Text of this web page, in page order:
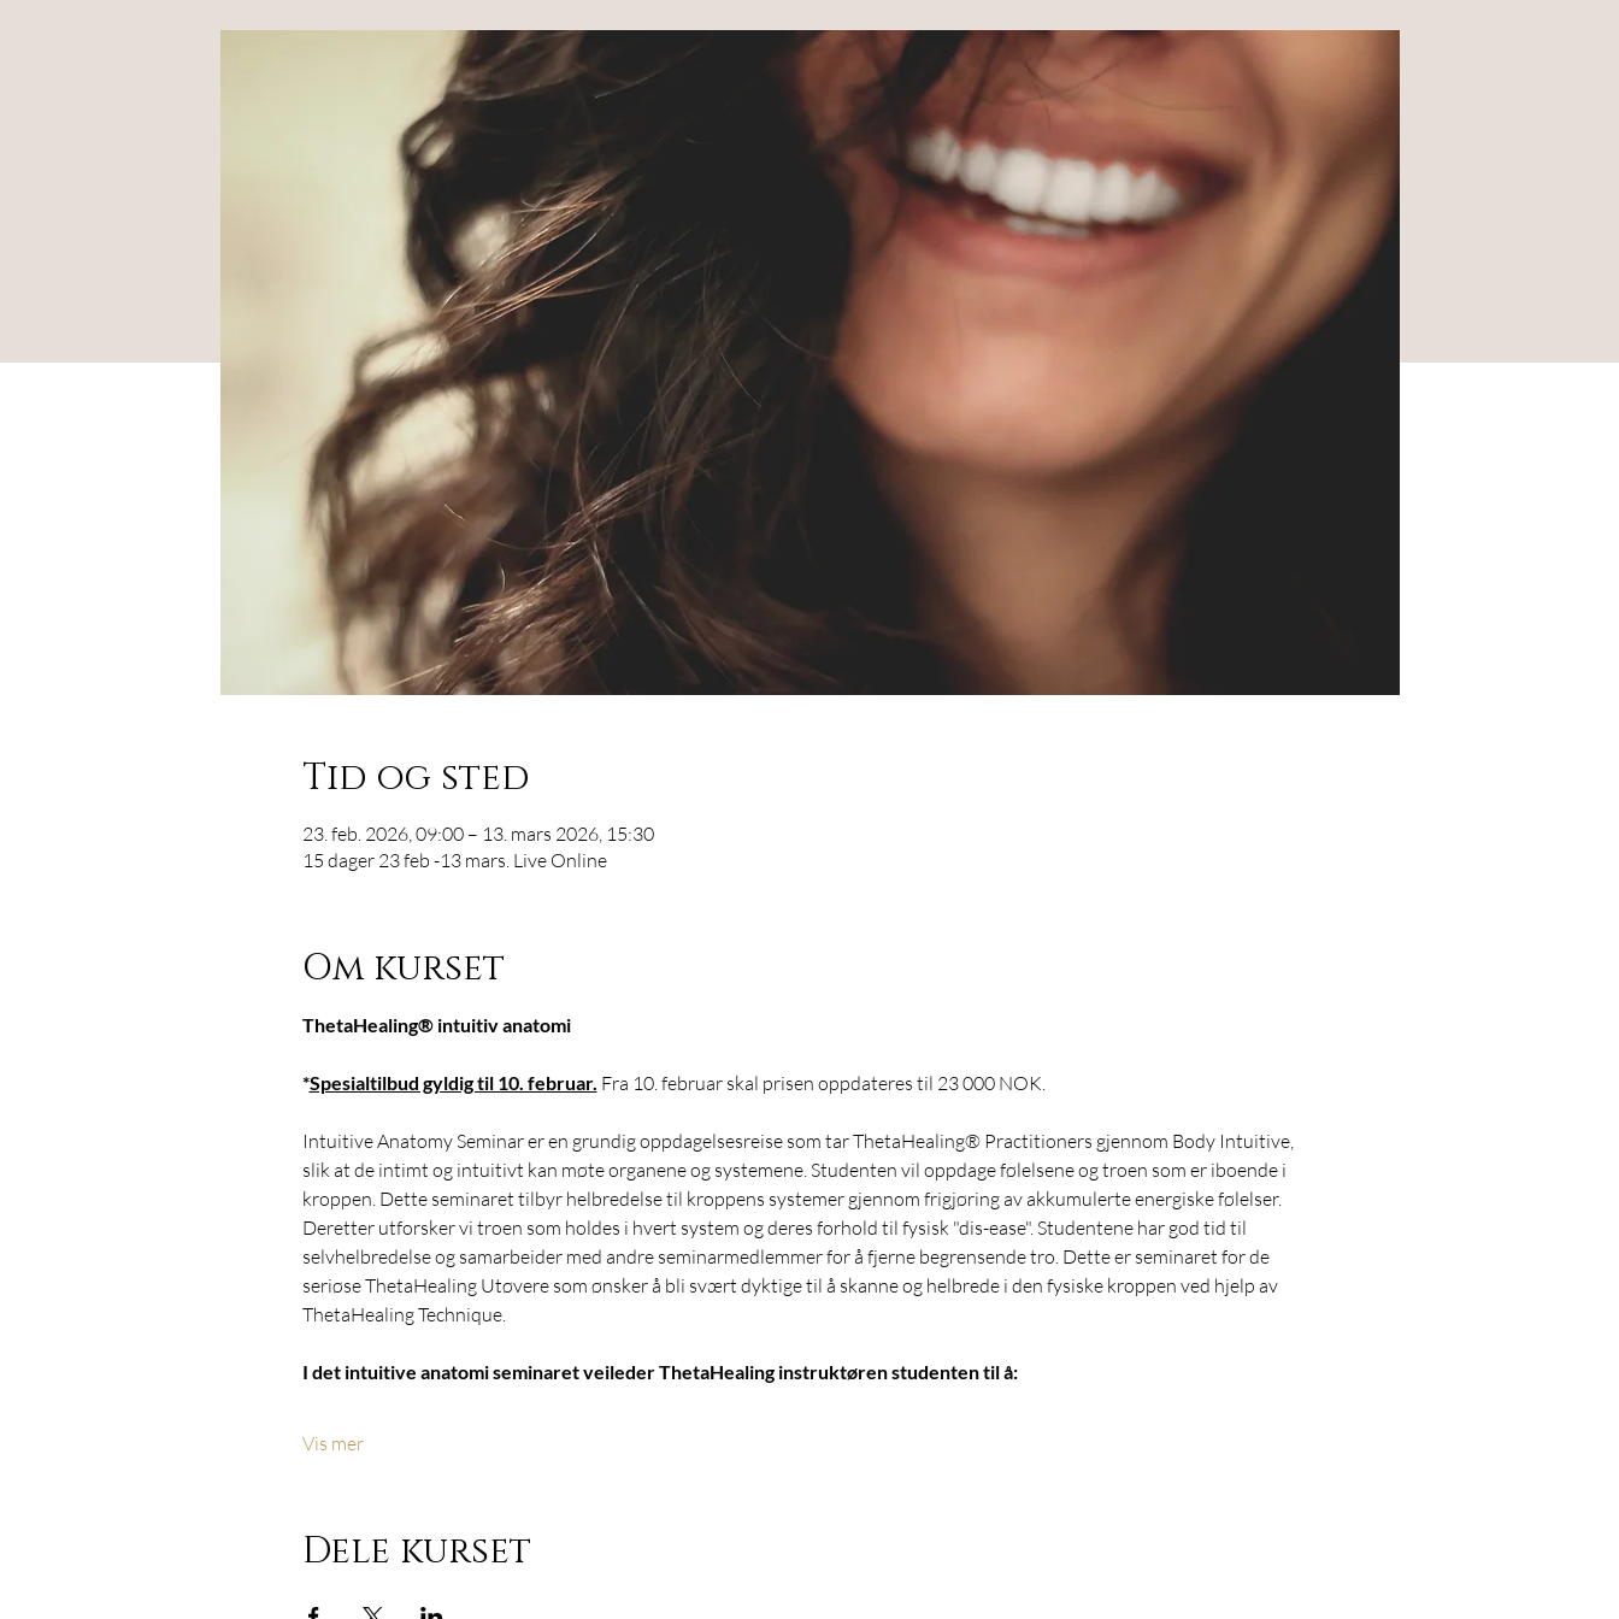
Tid og sted
23. feb. 2026, 09:00 – 13. mars 2026, 15:30
15 dager 23 feb -13 mars. Live Online
Om kurset
ThetaHealing® intuitiv anatomi
*Spesialtilbud gyldig til 10. februar. Fra 10. februar skal prisen oppdateres til 23 000 NOK.
Intuitive Anatomy Seminar er en grundig oppdagelsesreise som tar ThetaHealing® Practitioners gjennom Body Intuitive,
slik at de intimt og intuitivt kan møte organene og systemene. Studenten vil oppdage følelsene og troen som er iboende i
kroppen. Dette seminaret tilbyr helbredelse til kroppens systemer gjennom frigjøring av akkumulerte energiske følelser.
Deretter utforsker vi troen som holdes i hvert system og deres forhold til fysisk "dis-ease". Studentene har god tid til
selvhelbredelse og samarbeider med andre seminarmedlemmer for å fjerne begrensende tro. Dette er seminaret for de
seriøse ThetaHealing Utøvere som ønsker å bli svært dyktige til å skanne og helbrede i den fysiske kroppen ved hjelp av
ThetaHealing Technique.
I det intuitive anatomi seminaret veileder ThetaHealing instruktøren studenten til å:
Vis mer
Dele kurset